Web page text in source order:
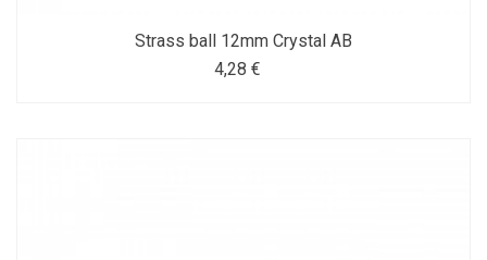
Strass ball 12mm Crystal AB
4,28 €